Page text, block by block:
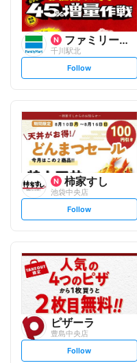
ファミリーマート
千川駅北
s
t
l
o
w
Follow
柿家すし
池袋中央店
s
t
l
o
w
Follow
ピザーラ
豊島中央店
s
Follow